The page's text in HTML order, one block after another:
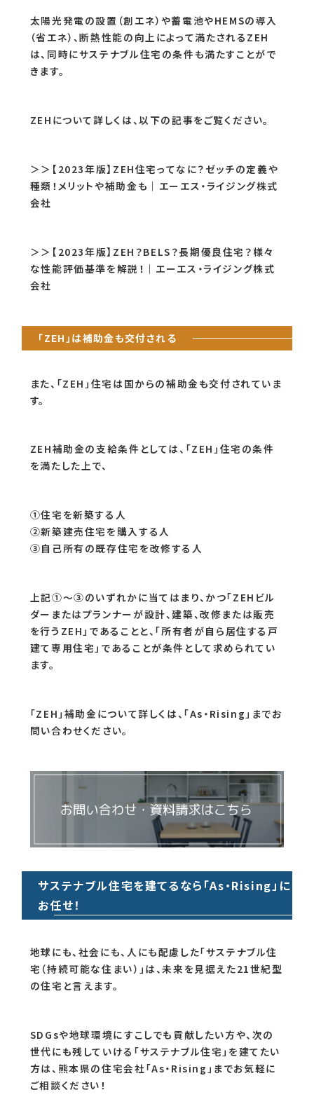
太陽光発電の設置（創エネ）や蓄電池やHEMSの導入
（省エネ）、断熱性能の向上によって満たされるZEH
は、同時にサステナブル住宅の条件も満たすことがで
きます。
ZEHについて詳しくは、以下の記事をご覧ください。
＞＞【2023年版】ZEH住宅ってなに？ゼッチの定義や
種類！メリットや補助金も｜エーエス・ライジング株式
会社
＞＞【2023年版】ZEH？BELS？長期優良住宅？様々
な性能評価基準を解説！｜エーエス・ライジング株式
会社
「ZEH」は補助金も交付される
また、「ZEH」住宅は国からの補助金も交付されていま
す。
ZEH補助金の支給条件としては、「ZEH」住宅の条件
を満たした上で、
①住宅を新築する人
②新築建売住宅を購入する人
③自己所有の既存住宅を改修する人
上記①～③のいずれかに当てはまり、かつ「ZEHビル
ダーまたはプランナーが設計、建築、改修または販売
を行うZEH」であることと、「所有者が自ら居住する戸
建て専用住宅」であることが条件として求められてい
ます。
「ZEH」補助金について詳しくは、「As・Rising」までお
問い合わせください。
サステナブル住宅を建てるなら「As・Rising」に
お任せ！
地球にも、社会にも、人にも配慮した「サステナブル住
宅（持続可能な住まい）」は、未来を見据えた21世紀型
の住宅と言えます。
SDGsや地球環境にすこしでも貢献したい方や、次の
世代にも残していける「サステナブル住宅」を建てたい
方は、熊本県の住宅会社「As・Rising」までお気軽に
ご相談ください！